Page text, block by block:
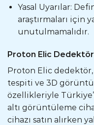
Yasal Uyarılar:
araştırmaları için
unutulmamalıdır.
Proton Elic
Proton Elic
tespiti ve 3D
özellikleriyle
altı görüntüleme
cihazı satın alırken